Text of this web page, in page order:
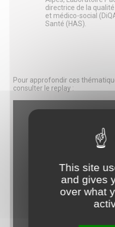
directrice de la
et médico-social
Santé (HAS).
Pour approfondir ces
consulter le replay :
This site
and gives
over what